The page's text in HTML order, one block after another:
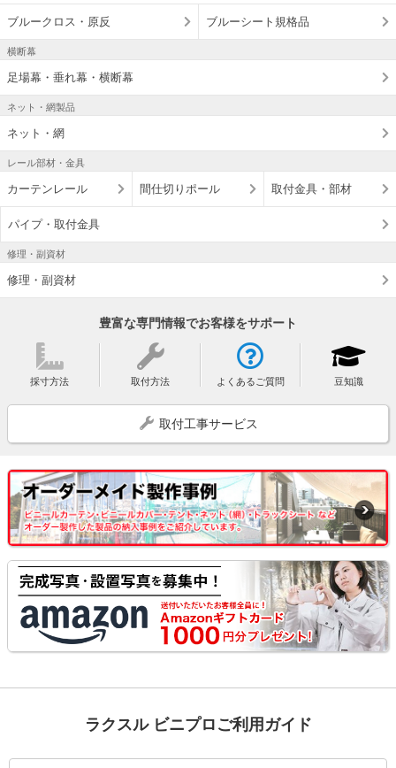
ブルークロス・原反 ブルーシート規格品
横断幕
足場幕・垂れ幕・横断幕
ネット・網製品
ネット・網
レール部材・金具
カーテンレール 間仕切りポール 取付金具・部材
パイプ・取付金具
修理・副資材
修理・副資材
豊富な専門情報でお客様をサポート
採寸方法 取付方法 よくあるご質問 豆知識
取付工事サービス
ラクスル ビニプロご利用ガイド